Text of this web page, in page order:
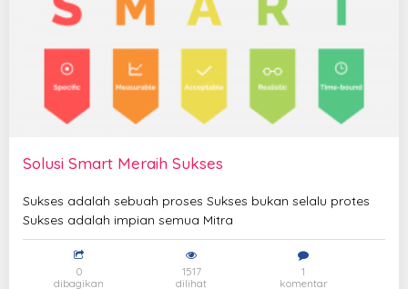
Solusi Smart Meraih Sukses
Sukses adalah sebuah proses Sukses bukan selalu protes
Sukses adalah impian semua Mitra
0
dibagikan
1517
dilihat
1
komentar